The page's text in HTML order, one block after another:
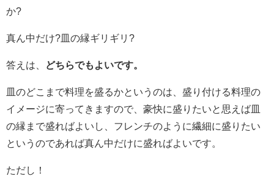
か?
真ん中だけ?皿の縁ギリギリ?
答えは、 どちらでもよいです。
皿のどこまで料理を盛るかというのは、盛り付ける料理の
イメージに寄ってきますので、豪快に盛りたいと思えば皿
の縁まで盛ればよいし、フレンチのように繊細に盛りたい
というのであれば真ん中だけに盛ればよいです。
ただし！